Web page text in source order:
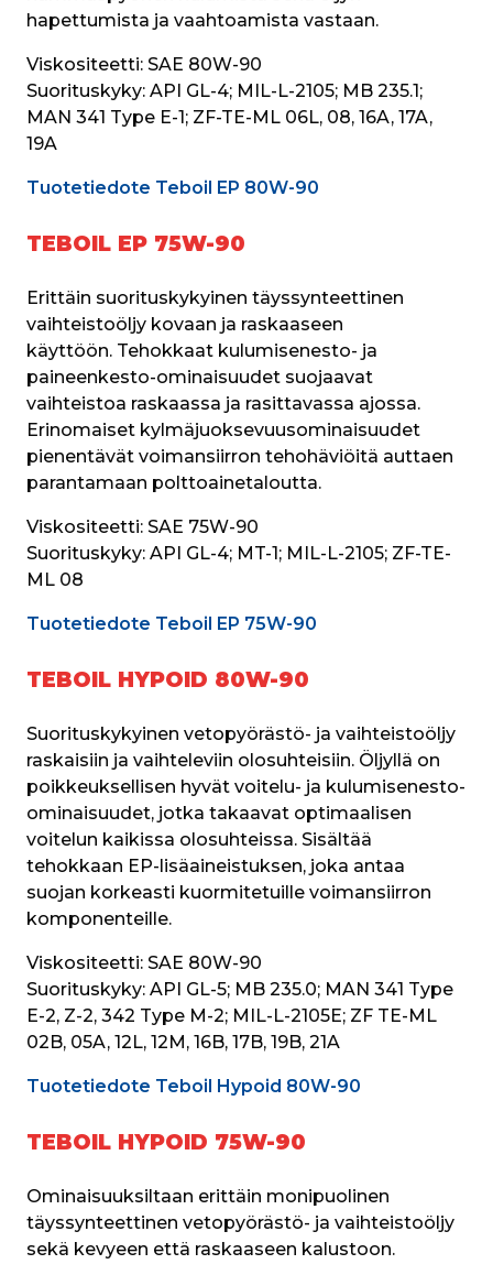
hapettumista ja vaahtoamista vastaan.
Viskositeetti: SAE 80W-90
Suorituskyky: API GL-4; MIL-L-2105; MB 235.1;
MAN 341 Type E-1; ZF-TE-ML 06L, 08, 16A, 17A,
19A
Tuotetiedote Teboil EP 80W-90
TEBOIL EP 75W-90
Erittäin suorituskykyinen täyssynteettinen
vaihteistoöljy kovaan ja raskaaseen
käyttöön. Tehokkaat kulumisenesto- ja
paineenkesto-ominaisuudet suojaavat
vaihteistoa raskaassa ja rasittavassa ajossa.
Erinomaiset kylmäjuoksevuusominaisuudet
pienentävät voimansiirron tehohäviöitä auttaen
parantamaan polttoainetaloutta.
Viskositeetti: SAE 75W-90
Suorituskyky: API GL-4; MT-1; MIL-L-2105; ZF-TE-
ML 08
Tuotetiedote Teboil EP 75W-90
TEBOIL HYPOID 80W-90
Suorituskykyinen vetopyörästö- ja vaihteistoöljy
raskaisiin ja vaihteleviin olosuhteisiin. Öljyllä on
poikkeuksellisen hyvät voitelu- ja kulumisenesto-
ominaisuudet, jotka takaavat optimaalisen
voitelun kaikissa olosuhteissa. Sisältää
tehokkaan EP-lisäaineistuksen, joka antaa
suojan korkeasti kuormitetuille voimansiirron
komponenteille.
Viskositeetti: SAE 80W-90
Suorituskyky: API GL-5; MB 235.0; MAN 341 Type
E-2, Z-2, 342 Type M-2; MIL-L-2105E; ZF TE-ML
02B, 05A, 12L, 12M, 16B, 17B, 19B, 21A
Tuotetiedote Teboil Hypoid 80W-90
TEBOIL HYPOID 75W-90
Ominaisuuksiltaan erittäin monipuolinen
täyssynteettinen vetopyörästö- ja vaihteistoöljy
sekä kevyeen että raskaaseen kalustoon.